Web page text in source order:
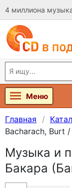
4 миллиона
Меню
Главная
Bacharach, Burt
Музыка и
Бакара